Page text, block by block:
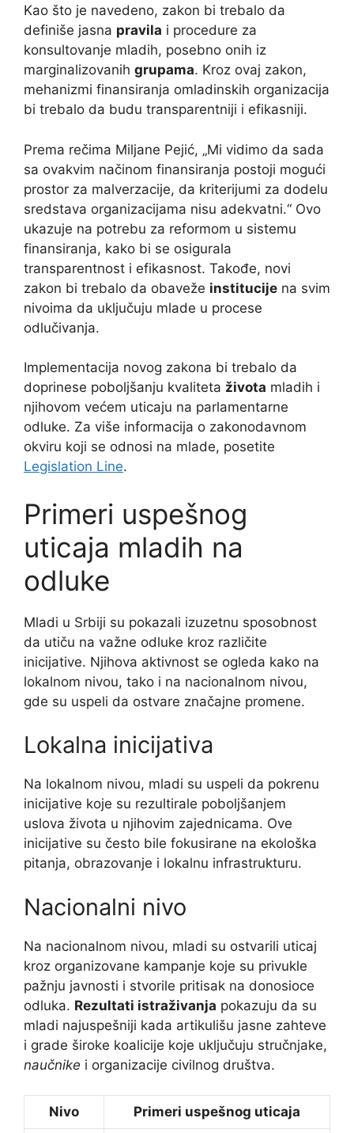
Kao što je navedeno, zakon bi trebalo da
definiše jasna pravila i procedure za
konsultovanje mladih, posebno onih iz
marginalizovanih grupama. Kroz ovaj zakon,
mehanizmi finansiranja omladinskih organizacija
bi trebalo da budu transparentniji i efikasniji.
Prema rečima Miljane Pejić, „Mi vidimo da sada
sa ovakvim načinom finansiranja postoji mogući
prostor za malverzacije, da kriterijumi za dodelu
sredstava organizacijama nisu adekvatni.“ Ovo
ukazuje na potrebu za reformom u sistemu
finansiranja, kako bi se osigurala
transparentnost i efikasnost. Takođe, novi
zakon bi trebalo da obaveže institucije na svim
nivoima da uključuju mlade u procese
odlučivanja.
Implementacija novog zakona bi trebalo da
doprinese poboljšanju kvaliteta života mladih i
njihovom većem uticaju na parlamentarne
odluke. Za više informacija o zakonodavnom
okviru koji se odnosi na mlade, posetite
Legislation Line.
Primeri uspešnog
uticaja mladih na
odluke
Mladi u Srbiji su pokazali izuzetnu sposobnost
da utiču na važne odluke kroz različite
inicijative. Njihova aktivnost se ogleda kako na
lokalnom nivou, tako i na nacionalnom nivou,
gde su uspeli da ostvare značajne promene.
Lokalna inicijativa
Na lokalnom nivou, mladi su uspeli da pokrenu
inicijative koje su rezultirale poboljšanjem
uslova života u njihovim zajednicama. Ove
inicijative su često bile fokusirane na ekološka
pitanja, obrazovanje i lokalnu infrastrukturu.
Nacionalni nivo
Na nacionalnom nivou, mladi su ostvarili uticaj
kroz organizovane kampanje koje su privukle
pažnju javnosti i stvorile pritisak na donosioce
odluka. Rezultati istraživanja pokazuju da su
mladi najuspešniji kada artikulišu jasne zahteve
i grade široke koalicije koje uključuju stručnjake,
naučnike i organizacije civilnog društva.
Nivo Primeri uspešnog uticaja